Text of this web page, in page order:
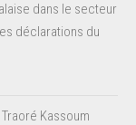
dans le secteur
déclarations du
Kassoum